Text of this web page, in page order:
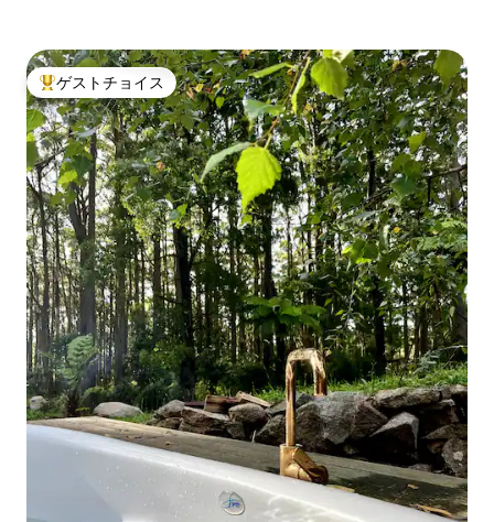
大好評のゲストチョイスです。
ゲストチョイス